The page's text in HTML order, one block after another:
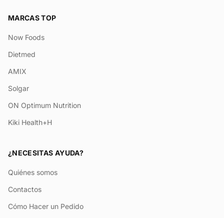
MARCAS TOP
Now Foods
Dietmed
AMIX
Solgar
ON Optimum Nutrition
Kiki Health+H
¿NECESITAS AYUDA?
Quiénes somos
Contactos
Cómo Hacer un Pedido